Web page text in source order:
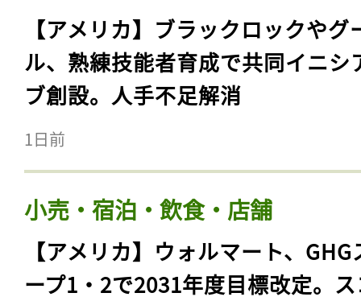
【アメリカ】ブラックロックやグ
ル、熟練技能者育成で共同イニシ
ブ創設。人手不足解消
1日前
小売・宿泊・飲食・店舗
【アメリカ】ウォルマート、GHG
ープ1・2で2031年度目標改定。